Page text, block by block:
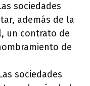
sociedades
además de la
un contrato de
de
sociedades